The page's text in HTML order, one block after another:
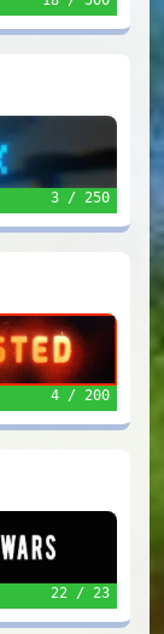
3 / 250
4 / 200
22 / 23